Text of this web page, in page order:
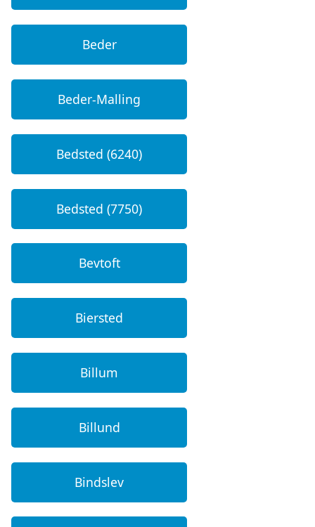
Beder
Beder-Malling
Bedsted (6240)
Bedsted (7750)
Bevtoft
Biersted
Billum
Billund
Bindslev